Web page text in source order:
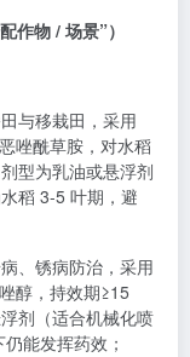
作物 / 场景”）
与移栽田，采用
唑酰草胺，对水稻
型为乳油或悬浮剂
稻 3-5 叶期，避
、锈病防治，采用
醇，持效期≥15
剂（适合机械化喷
能发挥药效；